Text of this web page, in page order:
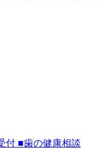
付 ■歯の健康相談